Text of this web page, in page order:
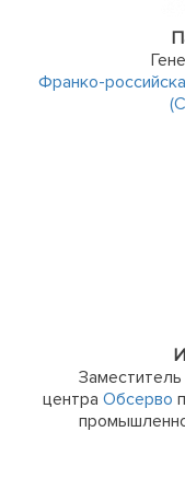
Франко-
центра Обсерво